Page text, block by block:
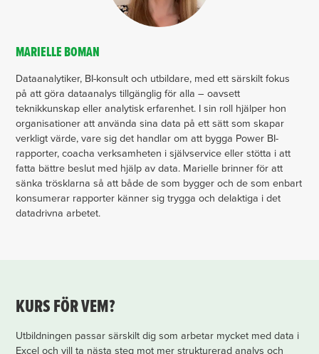
MARIELLE BOMAN
Dataanalytiker, BI-konsult och utbildare, med ett särskilt fokus
på att göra dataanalys tillgänglig för alla – oavsett
teknikkunskap eller analytisk erfarenhet. I sin roll hjälper hon
organisationer att använda sina data på ett sätt som skapar
verkligt värde, vare sig det handlar om att bygga Power BI-
rapporter, coacha verksamheten i självservice eller stötta i att
fatta bättre beslut med hjälp av data. Marielle brinner för att
sänka trösklarna så att både de som bygger och de som enbart
konsumerar rapporter känner sig trygga och delaktiga i det
datadrivna arbetet.
KURS FÖR VEM?
Utbildningen passar särskilt dig som arbetar mycket med data i
Excel och vill ta nästa steg mot mer strukturerad analys och